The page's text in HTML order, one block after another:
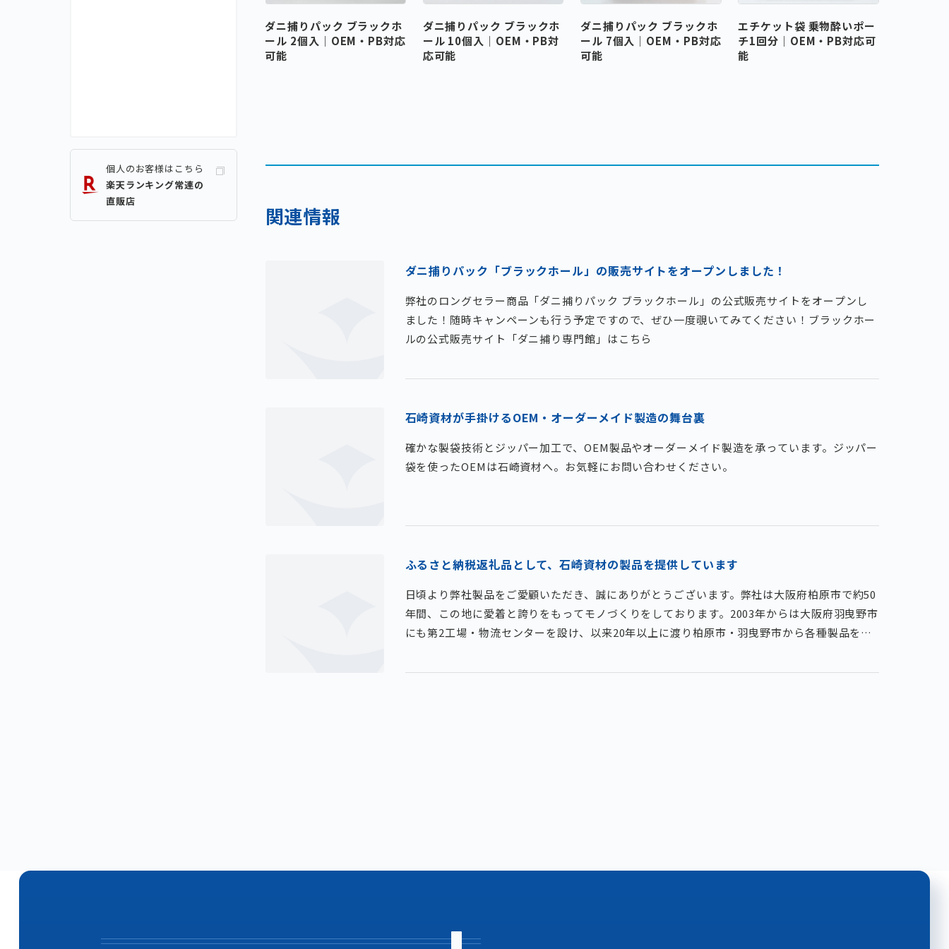
ダニ捕りパック ブラックホ
ール 2個入｜OEM・PB対応
可能
ダニ捕りパック ブラックホ
ール 10個入｜OEM・PB対
応可能
ダニ捕りパック ブラックホ
ール 7個入｜OEM・PB対応
可能
エチケット袋 乗物酔いポー
チ1回分｜OEM・PB対応可
能
関連情報
ダニ捕りパック「ブラックホール」の販売サイトをオープンしました！
弊社のロングセラー商品「ダニ捕りパック ブラックホール」の公式販売サイトをオープンし
ました！随時キャンペーンも行う予定ですので、ぜひ一度覗いてみてください！ブラックホー
ルの公式販売サイト「ダニ捕り専門館」はこちら
石崎資材が手掛けるOEM・オーダーメイド製造の舞台裏
確かな製袋技術とジッパー加工で、OEM製品やオーダーメイド製造を承っています。ジッパー
袋を使ったOEMは石崎資材へ。お気軽にお問い合わせください。
ふるさと納税返礼品として、石崎資材の製品を提供しています
日頃より弊社製品をご愛顧いただき、誠にありがとうございます。弊社は大阪府柏原市で約50
年間、この地に愛着と誇りをもってモノづくりをしております。2003年からは大阪府羽曳野市
にも第2工場・物流センターを設け、以来20年以上に渡り柏原市・羽曳野市から各種製品をお
や防災用品などを、柏原市のふるさと納税における寄付返
個人のお客様はこちら
楽天ランキング常連の
直販店